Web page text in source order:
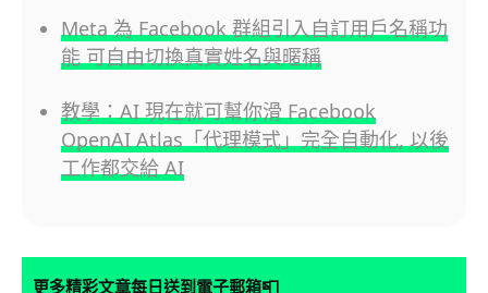
Meta 為 Facebook 群組引入自訂用戶名稱功
能 可自由切換真實姓名與暱稱
教學：AI 現在就可幫你滑 Facebook
OpenAI Atlas「代理模式」完全自動化, 以後
工作都交給 AI
更多精彩文章每日送到電子郵箱📮